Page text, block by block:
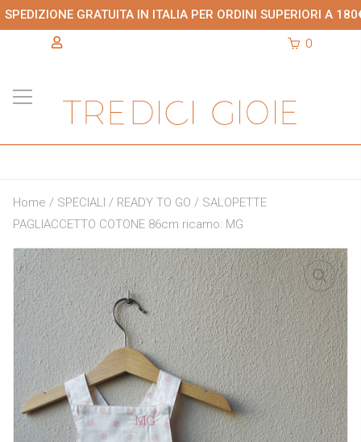
SPEDIZIONE GRATUITA IN ITALIA PER ORDINI SUPERIORI A
0
Home / SPECIALI / READY TO GO / SALOPETTE
PAGLIACCETTO COTONE 86cm ricamo: MG